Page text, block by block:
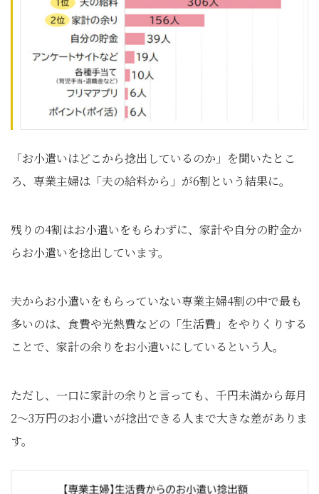
「お小遣いはどこから捻出しているのか」を聞いたとこ
ろ、専業主婦は「夫の給料から」が6割という結果に。
残りの4割はお小遣いをもらわずに、家計や自分の貯金か
らお小遣いを捻出しています。
夫からお小遣いをもらっていない専業主婦4割の中で最も
多いのは、食費や光熱費などの「生活費」をやりくりする
ことで、家計の余りをお小遣いにしているという人。
ただし、一口に家計の余りと言っても、千円未満から毎月
2～3万円のお小遣いが捻出できる人まで大きな差がありま
す。